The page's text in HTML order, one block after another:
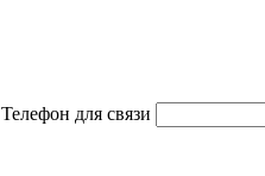
Телефон для связи